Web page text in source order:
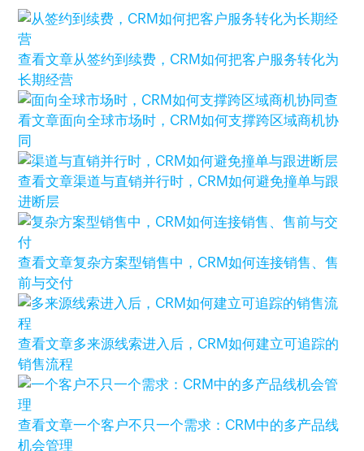
查看文章从签约到续费，CRM如何把客户服务转化为
长期经营
查
看文章面向全球市场时，CRM如何支撑跨区域商机协
同
查看文章渠道与直销并行时，CRM如何避免撞单与跟
进断层
查看文章复杂方案型销售中，CRM如何连接销售、售
前与交付
查看文章多来源线索进入后，CRM如何建立可追踪的
销售流程
查看文章一个客户不只一个需求：CRM中的多产品线
机会管理